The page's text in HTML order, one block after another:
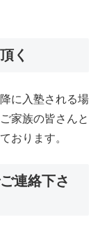
く
に入塾される場
家族の皆さんと
おります。
連絡下さ